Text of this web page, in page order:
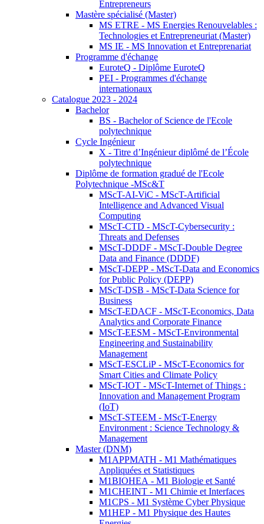
Entrepreneurs
Mastère spécialisé (Master)
MS ETRE - MS Energies Renouvelables :
Technologies et Entrepreneuriat (Master)
MS IE - MS Innovation et Entreprenariat
Programme d'échange
EuroteQ - Diplôme EuroteQ
PEI - Programmes d'échange
internationaux
Catalogue 2023 - 2024
Bachelor
BS - Bachelor of Science de l'Ecole
polytechnique
Cycle Ingénieur
X - Titre d’Ingénieur diplômé de l’École
polytechnique
Diplôme de formation gradué de l'Ecole
Polytechnique -MSc&T
MScT-AI-ViC - MScT-Artificial
Intelligence and Advanced Visual
Computing
MScT-CTD - MScT-Cybersecurity :
Threats and Defenses
MScT-DDDF - MScT-Double Degree
Data and Finance (DDDF)
MScT-DEPP - MScT-Data and Economics
for Public Policy (DEPP)
MScT-DSB - MScT-Data Science for
Business
MScT-EDACF - MScT-Economics, Data
Analytics and Corporate Finance
MScT-EESM - MScT-Environmental
Engineering and Sustainability
Management
MScT-ESCLiP - MScT-Economics for
Smart Cities and Climate Policy
MScT-IOT - MScT-Internet of Things :
Innovation and Management Program
(IoT)
MScT-STEEM - MScT-Energy
Environment : Science Technology &
Management
Master (DNM)
M1APPMATH - M1 Mathématiques
Appliquées et Statistiques
M1BIOHEA - M1 Biologie et Santé
M1CHEINT - M1 Chimie et Interfaces
M1CPS - M1 Système Cyber Physique
M1HEP - M1 Physique des Hautes